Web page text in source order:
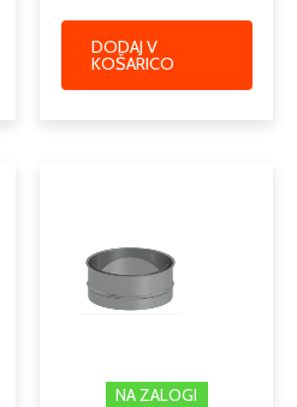
DODAJ V
KOŠARICO
NA ZALOGI